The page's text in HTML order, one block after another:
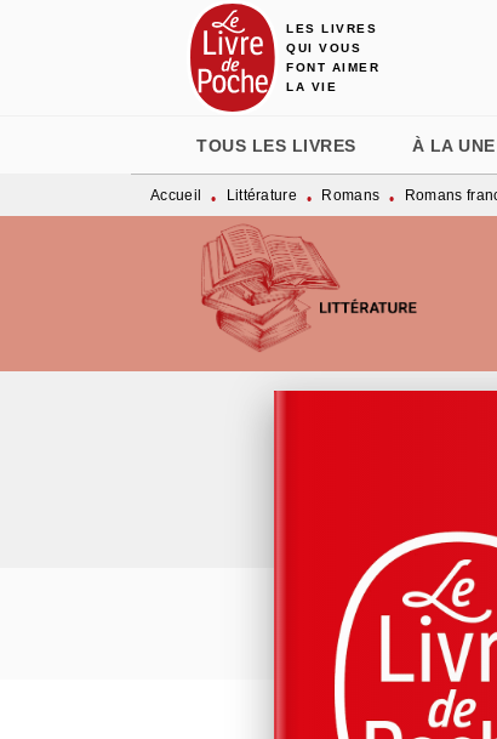
MENU RECHERCHE
LES LIVRES
QUI VOUS
FONT AIMER
LA VIE
TOUS LES LIVRES À LA UNE
Accueil • Littérature • Romans • Romans